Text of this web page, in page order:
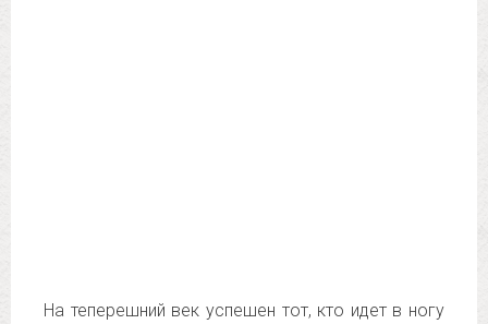
На теперешний век успешен тот, кто идет в ногу